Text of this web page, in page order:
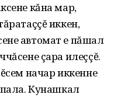
кăна мар,
иккен,
автомат е пăшал
çара илеççĕ.
начар иккенне
Кунашкал